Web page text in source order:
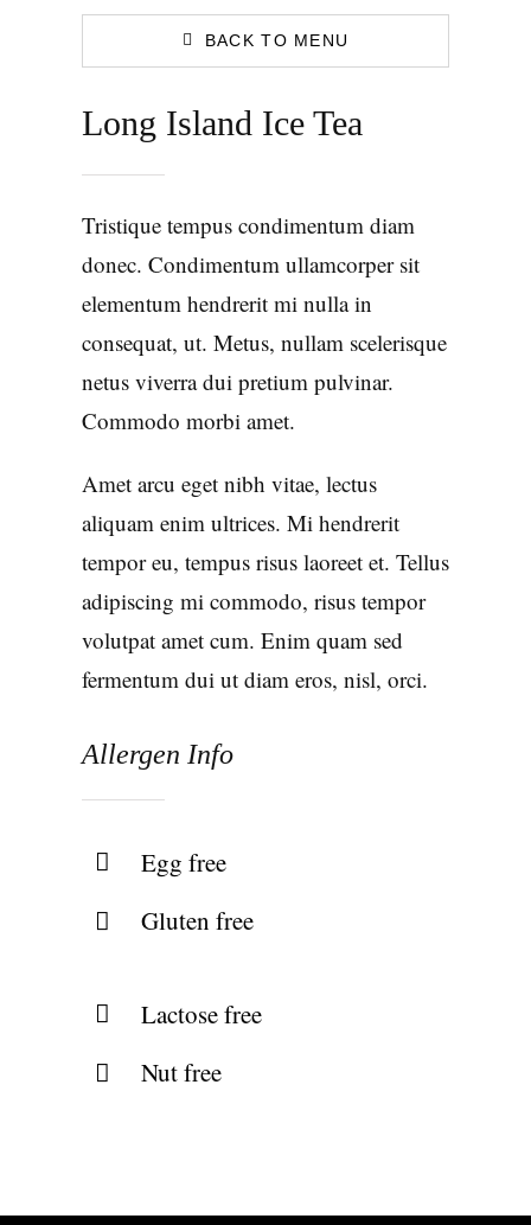
BACK TO MENU
Long Island Ice Tea
Tristique tempus condimentum diam
donec. Condimentum ullamcorper sit
elementum hendrerit mi nulla in
consequat, ut. Metus, nullam scelerisque
netus viverra dui pretium pulvinar.
Commodo morbi amet.
Amet arcu eget nibh vitae, lectus
aliquam enim ultrices. Mi hendrerit
tempor eu, tempus risus laoreet et. Tellus
adipiscing mi commodo, risus tempor
volutpat amet cum. Enim quam sed
fermentum dui ut diam eros, nisl, orci.
Allergen Info
Egg free
Gluten free
Lactose free
Nut free